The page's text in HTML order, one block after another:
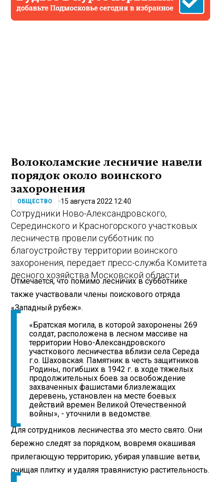
Волоколамские лесничие навели
порядок около воинского
захоронения
ОБЩЕСТВО 15 августа 2022 12:40
Сотрудники Ново-Александровского,
Серединского и Красногорского участковых
лесничеств провели субботник по
благоустройству территории воинского
захоронения, передает пресс-служба Комитета
лесного хозяйства Московской области.
Отмечается, что помимо лесничих в субботнике
также участвовали члены поискового отряда
«Западный рубеж».
«Братская могила, в которой захоронены 269
солдат, расположена в лесном массиве на
территории Ново-Александровского
участкового лесничества вблизи села Середа
г.о. Шаховская. Памятник в честь защитников
Родины, погибших в 1942 г. в ходе тяжелых
продолжительных боев за освобождение
захваченных фашистами близлежащих
деревень, установлен на месте боевых
действий времен Великой Отечественной
войны», - уточнили в ведомстве.
Для сотрудников лесничества это место свято. Они
бережно следят за порядком, вовремя окашивая
прилегающую территорию, убирая упавшие ветви,
очищая плитку и удаляя травянистую растительность.